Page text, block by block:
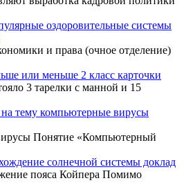
оздоровительные системы
и права (очное отделение)
или меньше 2 класс карточки
3 тарелки с манной и 15
тему компьютерные вирусы
Понятие «Компьютерный
солнечной системы доклад
пояса Койпера Помимо